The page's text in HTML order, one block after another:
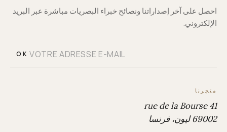
احصل على آخر إصداراتنا ونصائح خبراء البصريات مباشرة عبر البريد
الإلكتروني.
OK
متجرنا
41 rue de la Bourse
69002 ليون، فرنسا